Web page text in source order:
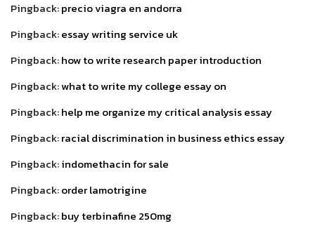
Pingback:precio viagra en andorra
Pingback:essay writing service uk
Pingback:how to write research paper introduction
Pingback:what to write my college essay on
Pingback:help me organize my critical analysis essay
Pingback:racial discrimination in business ethics essay
Pingback:indomethacin for sale
Pingback:order lamotrigine
Pingback:buy terbinafine 250mg